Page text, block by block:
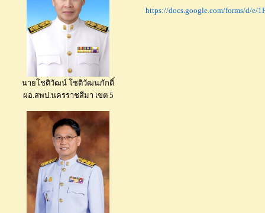
นายโชติวัฒน์ โชติวัฒนภักดิ์
ผอ.สพป.นครราชสีมา เขต 5
https://docs.google.com/forms/d/e/